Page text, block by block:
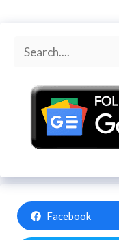
Search
Facebook